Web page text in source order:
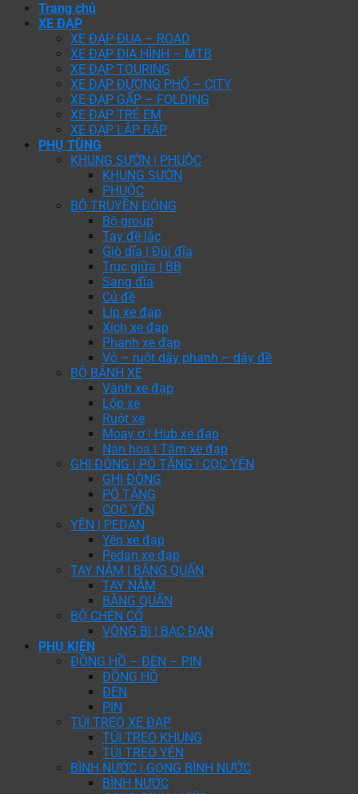
Trang chủ
XE ĐẠP
XE ĐẠP ĐUA – ROAD
XE ĐẠP ĐỊA HÌNH – MTB
XE ĐẠP TOURING
XE ĐẠP ĐƯỜNG PHỐ – CITY
XE ĐẠP GẤP – FOLDING
XE ĐẠP TRẺ EM
XE ĐẠP LẮP RÁP
PHỤ TÙNG
KHUNG SƯỜN | PHUỘC
KHUNG SƯỜN
PHUỘC
BỘ TRUYỀN ĐỘNG
Bộ group
Tay đề lắc
Giò dĩa | Đùi đĩa
Trục giữa | BB
Sang đĩa
Củ đề
Líp xe đạp
Xích xe đạp
Phanh xe đạp
Vỏ – ruột dây phanh – dây đề
BỘ BÁNH XE
Vành xe đạp
Lốp xe
Ruột xe
Moay ơ | Hub xe đạp
Nan hoa | Tăm xe đạp
GHI ĐÔNG | PÔ TĂNG | CỌC YÊN
GHI ĐÔNG
PÔ TĂNG
CỌC YÊN
YÊN | PEDAN
Yên xe đạp
Pedan xe đạp
TAY NẮM | BĂNG QUẤN
TAY NẮM
BĂNG QUẤN
BỘ CHÉN CỔ
VÒNG BI | BẠC ĐẠN
PHỤ KIỆN
ĐỒNG HỒ – ĐÈN – PIN
ĐỒNG HỒ
ĐÈN
PIN
TÚI TREO XE ĐẠP
TÚI TREO KHUNG
TÚI TREO YÊN
BÌNH NƯỚC | GỌNG BÌNH NƯỚC
BÌNH NƯỚC